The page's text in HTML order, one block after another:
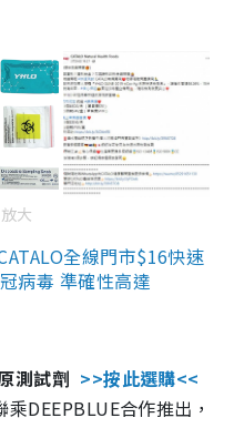
大
全線門市$16快速
病毒 準確性高達
測試劑 >>按此選購<<
DEEPBLUE合作推出，